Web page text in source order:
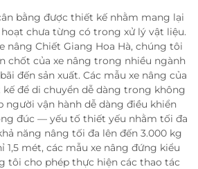
bằng được thiết kế nhằm mang lại
chưa từng có trong xử lý vật liệu.
nâng Chiết Giang Hoa Hà, chúng tôi
chốt của xe nâng trong nhiều ngành
đến sản xuất. Các mẫu xe nâng của
để di chuyển dễ dàng trong không
người vận hành dễ dàng điều khiển
đúc — yếu tố thiết yếu nhằm tối đa
năng nâng tối đa lên đến 3.000 kg
1,5 mét, các mẫu xe nâng đứng kiểu
tôi cho phép thực hiện các thao tác